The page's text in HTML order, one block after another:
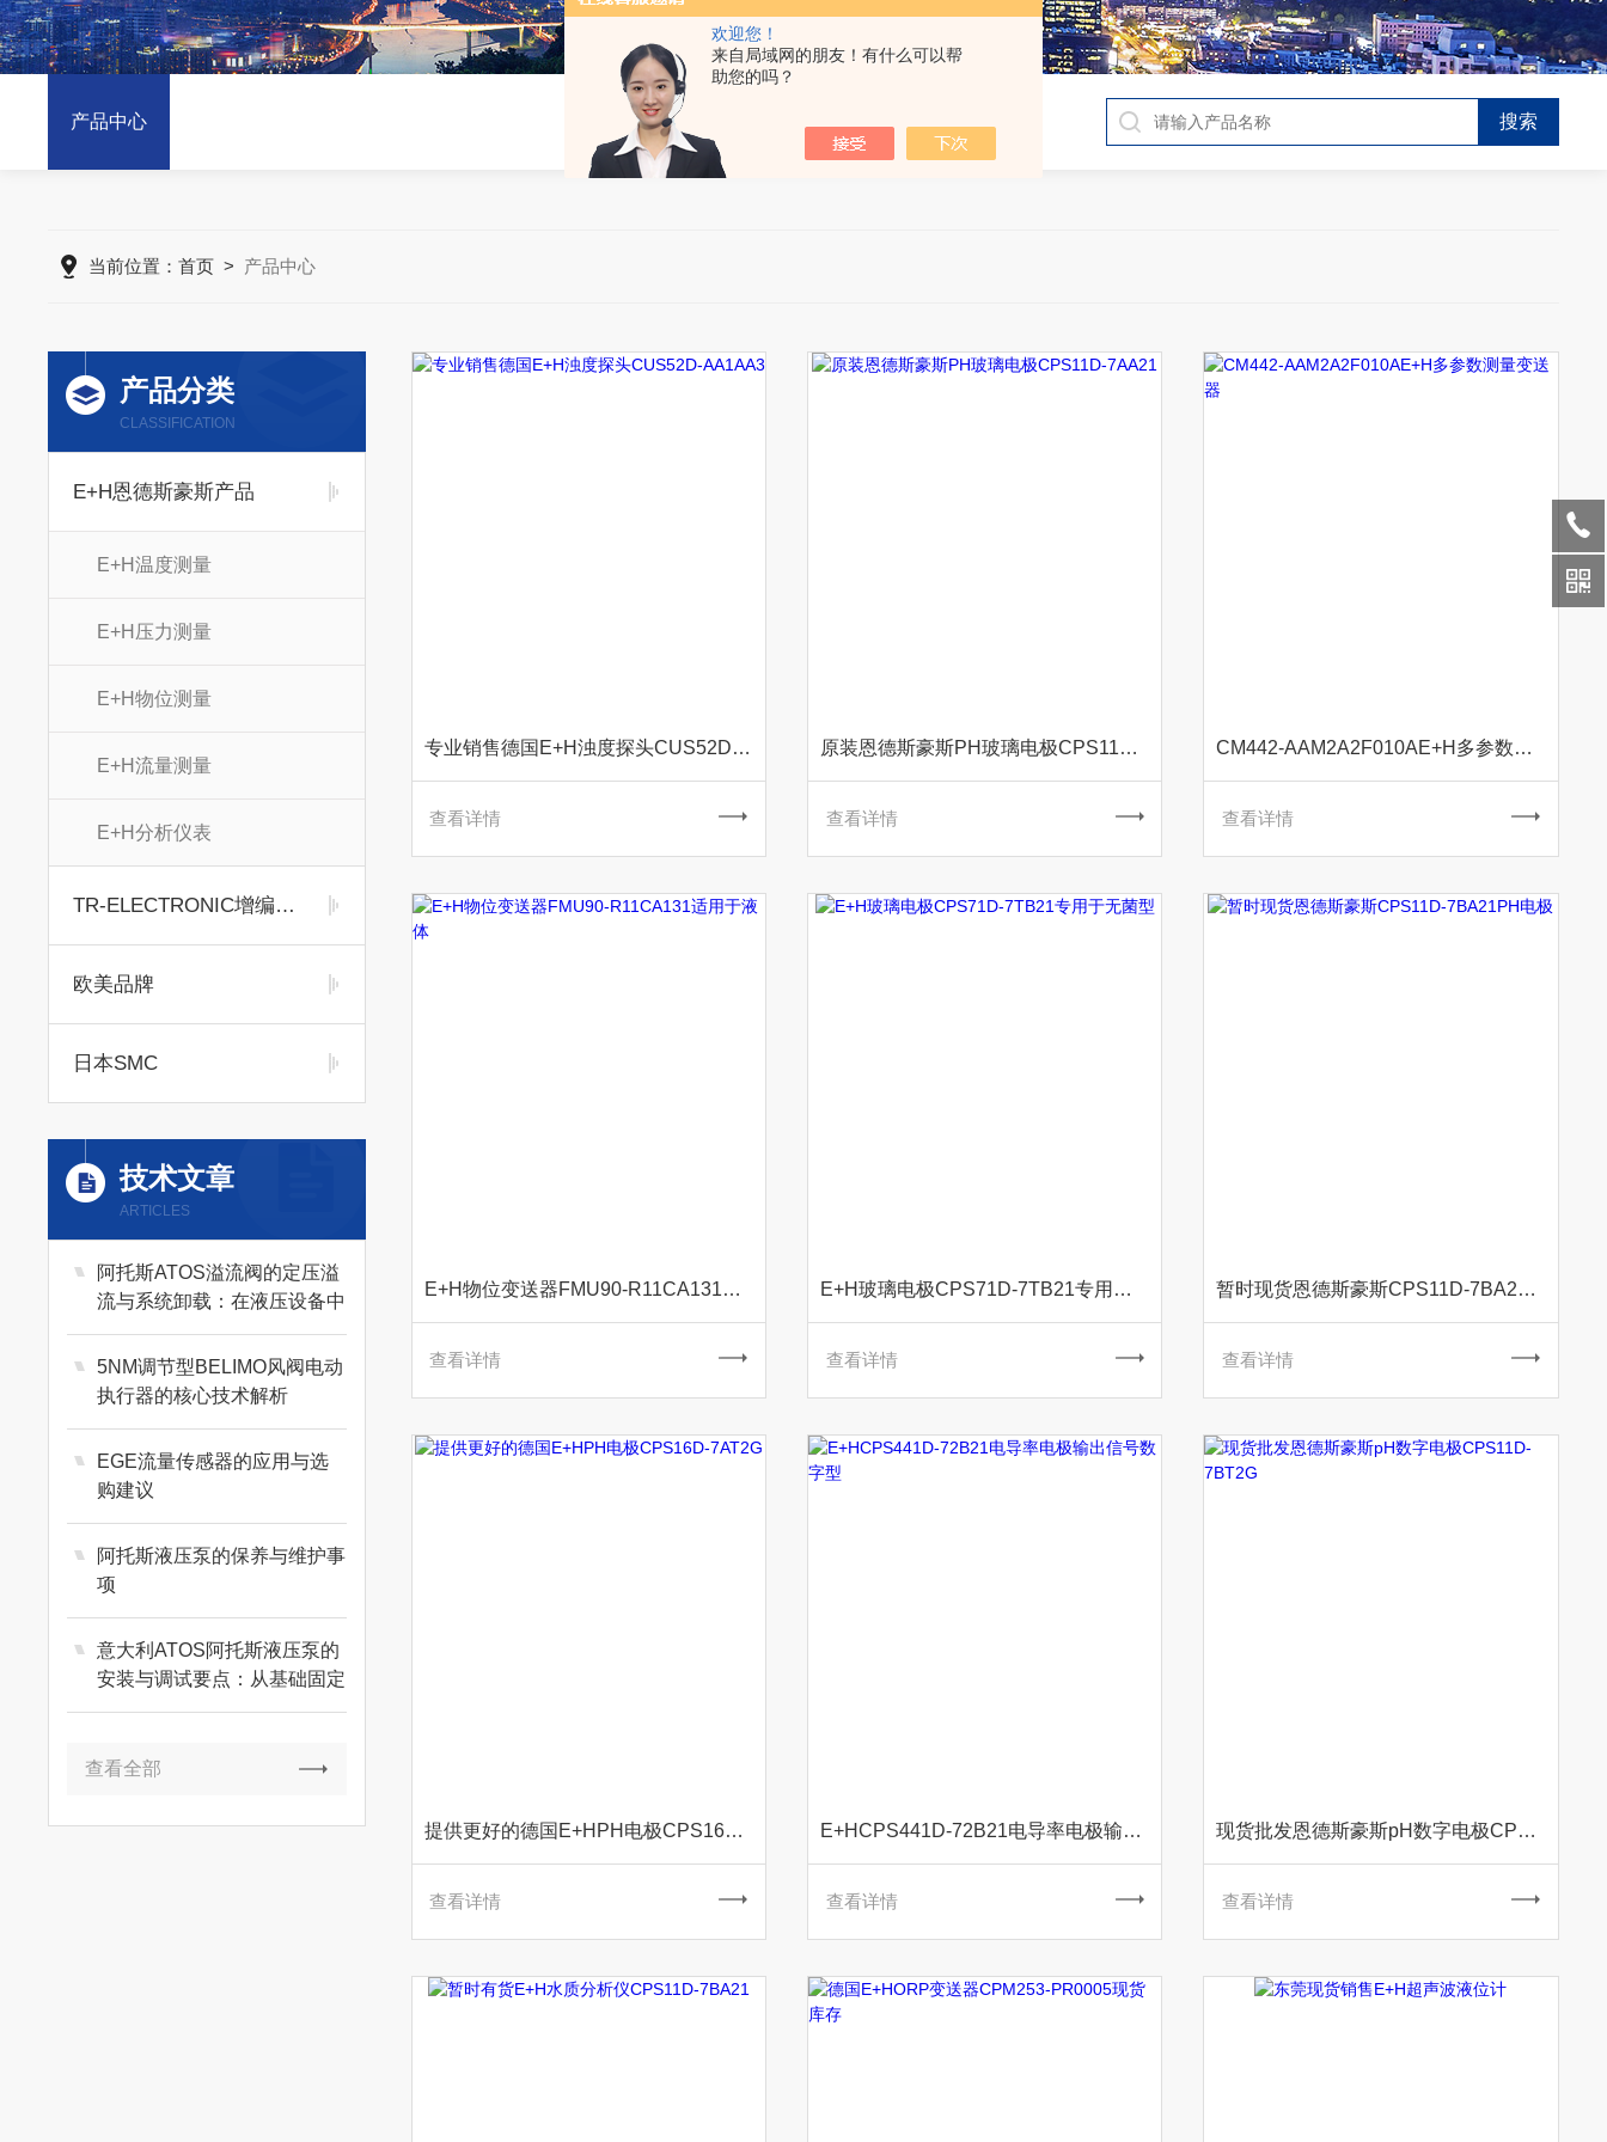
欢迎您！
来自局域网的朋友！有什么可以帮
助您的吗？
产品中心
当前位置：首页 > 产品中心
产品分类
CLASSIFICATION
E+H恩德斯豪斯产品
E+H温度测量
E+H压力测量
E+H物位测量
E+H流量测量
E+H分析仪表
TR-ELECTRONIC增编码器
欧美品牌
日本SMC
技术文章
ARTICLES
阿托斯ATOS溢流阀的定压溢
流与系统卸载：在液压设备中
的四大核心作用
5NM调节型BELIMO风阀电动
执行器的核心技术解析
EGE流量传感器的应用与选
购建议
阿托斯液压泵的保养与维护事
项
意大利ATOS阿托斯液压泵的
安装与调试要点：从基础固定
到初次启动的完整指南
查看全部
专业销售德国E+H浊度探头CUS52D-AA1AA3
查看详情
原装恩德斯豪斯PH玻璃电极CPS11D-7AA21
查看详情
CM442-AAM2A2F010AE+H多参数测量变送器
查看详情
E+H物位变送器FMU90-R11CA131适用于液体
查看详情
E+H玻璃电极CPS71D-7TB21专用于无菌型
查看详情
暂时现货恩德斯豪斯CPS11D-7BA21PH电极
查看详情
提供更好的德国E+HPH电极CPS16D-7AT2G
查看详情
E+HCPS441D-72B21电导率电极输出信号数字型
查看详情
现货批发恩德斯豪斯pH数字电极CPS11D-7BT2G
查看详情